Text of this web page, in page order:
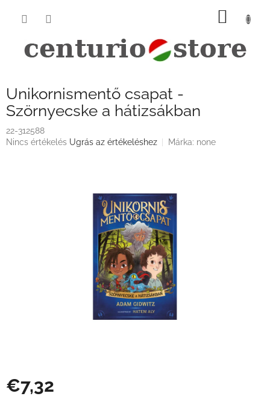
KOSÁR
Unikornismentő csapat -
Szörnyecske a hátizsákban
22-312588
A
Nincs értékelés Ugrás az értékeléshez Márka: none
€7,32